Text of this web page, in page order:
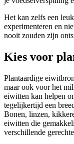
Het kan zelfs een
experimenteren en
nooit zouden zijn
Kies voor
Plantaardige
maar ook voor het
eiwitten kan helpen
tegelijkertijd een
Bonen, linzen,
eiwitten die
verschillende